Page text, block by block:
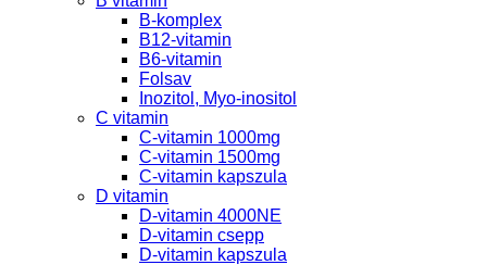
B-komplex
B12-vitamin
B6-vitamin
Folsav
Inozitol, Myo-inositol
C vitamin
C-vitamin 1000mg
C-vitamin 1500mg
C-vitamin kapszula
D vitamin
D-vitamin 4000NE
D-vitamin csepp
D-vitamin kapszula